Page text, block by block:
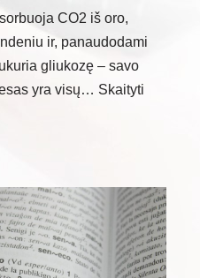
CO2 iš oro,
ir, panaudodami
gliukozę – savo
yra visų… Skaityti